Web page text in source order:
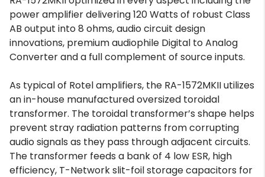
power amplifier delivering 120 Watts of robust Class
AB output into 8 ohms, audio circuit design
innovations, premium audiophile Digital to Analog
Converter and a full complement of source inputs.
As typical of Rotel amplifiers, the RA-1572MKII utilizes
an in-house manufactured oversized toroidal
transformer. The toroidal transformer’s shape helps
prevent stray radiation patterns from corrupting
audio signals as they pass through adjacent circuits.
The transformer feeds a bank of 4 low ESR, high
efficiency, T-Network slit-foil storage capacitors for